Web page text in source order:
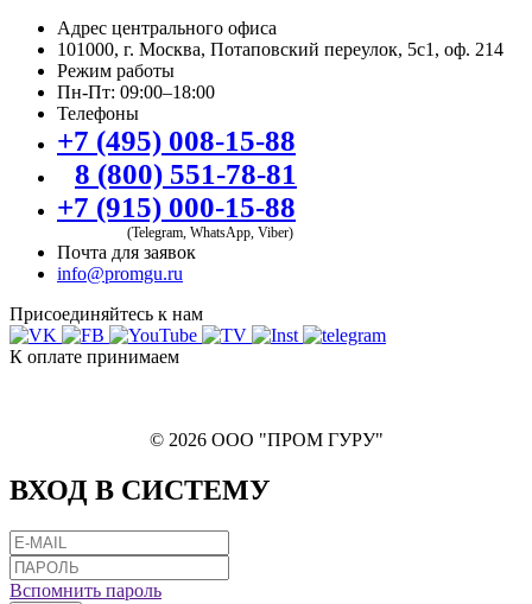
Адрес центрального офиса
101000, г. Москва, Потаповский переулок, 5с1, оф. 214
Режим работы
Пн-Пт: 09:00–18:00
Телефоны
+7 (495) 008-15-88
8 (800) 551-78-81
+7 (915) 000-15-88
(Telegram, WhatsApp, Viber)
Почта для заявок
info@promgu.ru
Присоединяйтесь к нам
К оплате принимаем
© 2026 ООО "ПРОМ ГУРУ"
ВХОД В СИСТЕМУ
Вспомнить пароль